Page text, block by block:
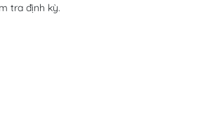
tra định kỳ.